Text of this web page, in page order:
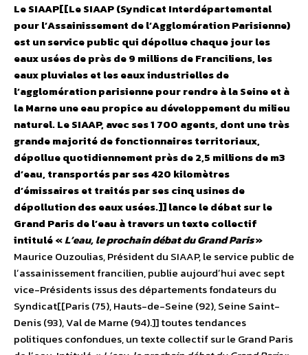
Le SIAAP[[Le SIAAP (Syndicat Interdépartemental
pour lʼAssainissement de lʼAgglomération Parisienne)
est un service public qui dépollue chaque jour les
eaux usées de près de 9 millions de Franciliens, les
eaux pluviales et les eaux industrielles de
lʼagglomération parisienne pour rendre à la Seine et à
la Marne une eau propice au développement du milieu
naturel. Le SIAAP, avec ses 1 700 agents, dont une très
grande majorité de fonctionnaires territoriaux,
dépollue quotidiennement près de 2,5 millions de m3
dʼeau, transportés par ses 420 kilomètres
dʼémissaires et traités par ses cinq usines de
dépollution des eaux usées.]] lance le débat sur le
Grand Paris de lʼeau à travers un texte collectif
intitulé «Lʼeau, le prochain débat du Grand Paris»
Maurice Ouzoulias, Président du SIAAP, le service public de
lʼassainissement francilien, publie aujourdʼhui avec sept
vice-Présidents issus des départements fondateurs du
Syndicat[[Paris (75), Hauts-de-Seine (92), Seine Saint-
Denis (93), Val de Marne (94).]] toutes tendances
politiques confondues, un texte collectif sur le Grand Paris